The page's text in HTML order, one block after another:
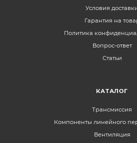
Условия
Гарантия на
Политика
Вопрос-ответ
Статьи
КАТАЛОГ
Трансмиссия
Компоненты линейного
Вентиляция